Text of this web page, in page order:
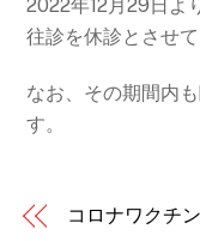
2022年12月29日
往診を休診とさせて
なお、その期間内
す。
コロナワクチ